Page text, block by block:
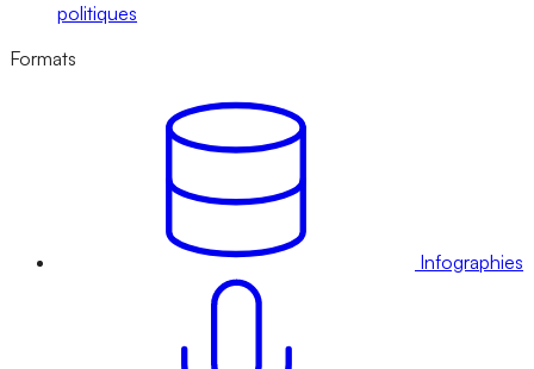
politiques
Formats
Infographies